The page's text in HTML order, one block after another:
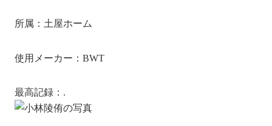
所属：土屋ホーム
使用メーカー：BWT
最高記録：252.0m